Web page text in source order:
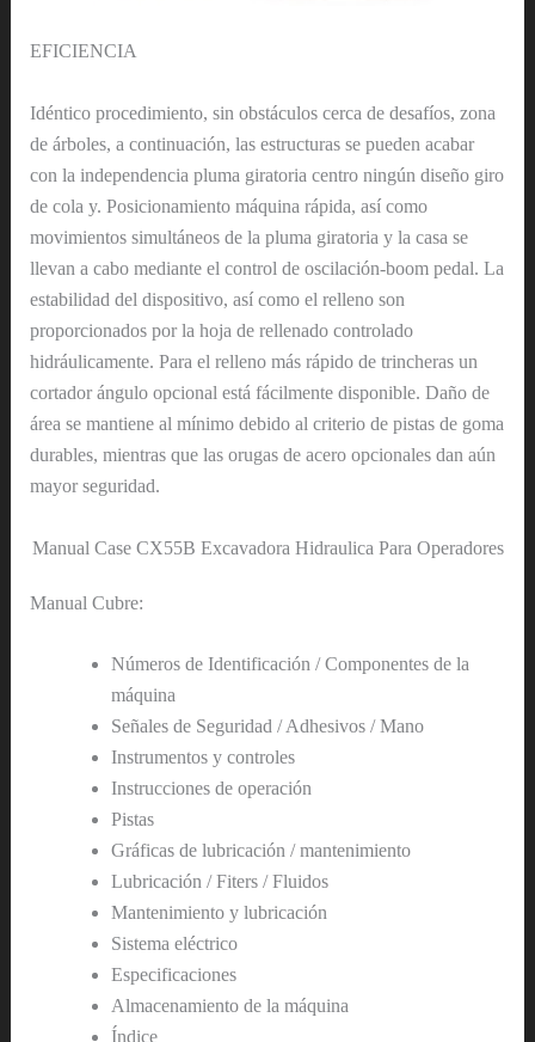
EFICIENCIA
Idéntico procedimiento, sin obstáculos cerca de desafíos, zona
de árboles, a continuación, las estructuras se pueden acabar
con la independencia pluma giratoria centro ningún diseño giro
de cola y. Posicionamiento máquina rápida, así como
movimientos simultáneos de la pluma giratoria y la casa se
llevan a cabo mediante el control de oscilación-boom pedal. La
estabilidad del dispositivo, así como el relleno son
proporcionados por la hoja de rellenado controlado
hidráulicamente. Para el relleno más rápido de trincheras un
cortador ángulo opcional está fácilmente disponible. Daño de
área se mantiene al mínimo debido al criterio de pistas de goma
durables, mientras que las orugas de acero opcionales dan aún
mayor seguridad.
Manual Case CX55B Excavadora Hidraulica Para Operadores
Manual Cubre:
Números de Identificación / Componentes de la
máquina
Señales de Seguridad / Adhesivos / Mano
Instrumentos y controles
Instrucciones de operación
Pistas
Gráficas de lubricación / mantenimiento
Lubricación / Fiters / Fluidos
Mantenimiento y lubricación
Sistema eléctrico
Especificaciones
Almacenamiento de la máquina
Índice